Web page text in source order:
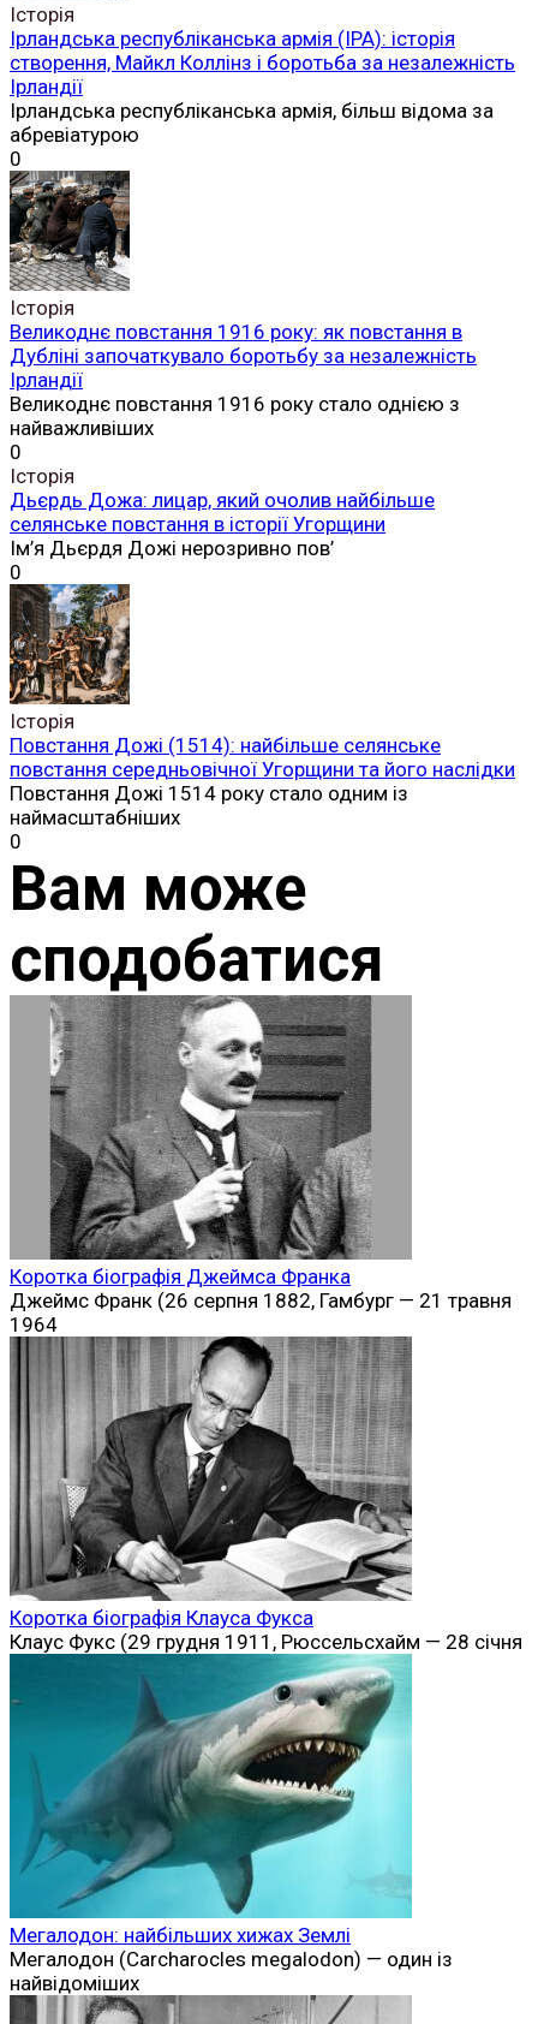
Історія
Ірландська республіканська армія (ІРА): історія
створення, Майкл Коллінз і боротьба за незалежність
Ірландії
Ірландська республіканська армія, більш відома за
абревіатурою
0
Історія
Великоднє повстання 1916 року: як повстання в
Дубліні започаткувало боротьбу за незалежність
Ірландії
Великоднє повстання 1916 року стало однією з
найважливіших
0
Історія
Дьєрдь Дожа: лицар, який очолив найбільше
селянське повстання в історії Угорщини
Ім’я Дьєрдя Дожі нерозривно пов’
0
Історія
Повстання Дожі (1514): найбільше селянське
повстання середньовічної Угорщини та його наслідки
Повстання Дожі 1514 року стало одним із
наймасштабніших
0
Вам може
сподобатися
Коротка біографія Джеймса Франка
Джеймс Франк (26 серпня 1882, Гамбург — 21 травня
1964
Коротка біографія Клауса Фукса
Клаус Фукс (29 грудня 1911, Рюссельсхайм — 28 січня
Мегалодон: найбільших хижах Землі
Мегалодон (Carcharocles megalodon) — один із
найвідоміших